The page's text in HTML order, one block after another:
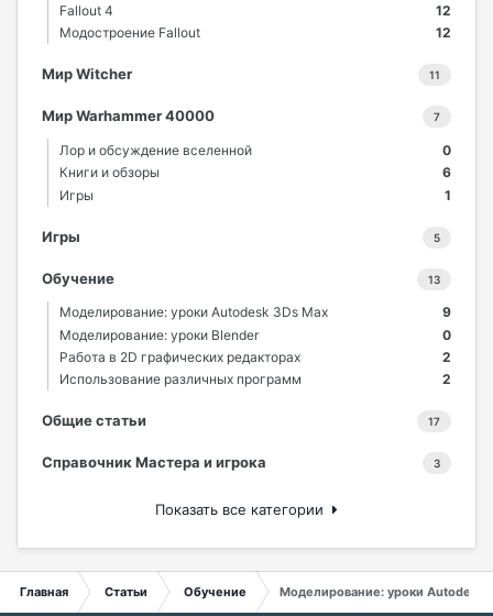
12
Fallout 4
12
Модостроение Fallout
11
Мир Witcher
7
Мир Warhammer 40000
0
Лор и обсуждение вселенной
6
Книги и обзоры
1
Игры
5
Игры
13
Обучение
9
Моделирование: уроки Autodesk 3Ds Max
0
Моделирование: уроки Blender
2
Работа в 2D графических редакторах
2
Использование различных программ
17
Общие статьи
3
Справочник Мастера и игрока
Показать все категории
Главная Статьи Обучение Моделирование: уроки Autodesk